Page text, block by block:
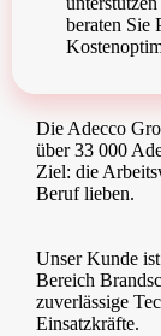
beraten Sie
Die Adecco
über 33 000
Ziel: die
Beruf lieben.
Unser Kunde
Bereich
zuverlässige
Einsatzkräfte.